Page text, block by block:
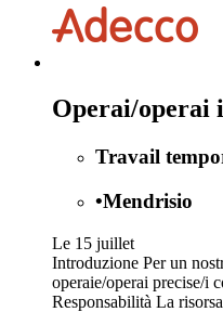
Operai/operai
Travail
•Mendrisio
Le 15 juillet
Introduzione Per un
operaie/operai precise/i
Responsabilità La